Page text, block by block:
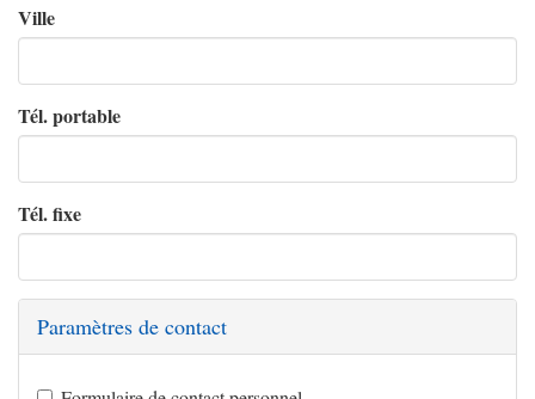
Ville
Tél. portable
Tél. fixe
Paramètres de contact